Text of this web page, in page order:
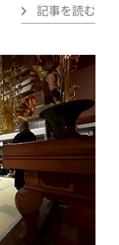
YEGメンバーが
が参加致しま
済人の成長」を
した。 大会
仲間が一堂に
続く記念式典
とともに、未
記事を読む